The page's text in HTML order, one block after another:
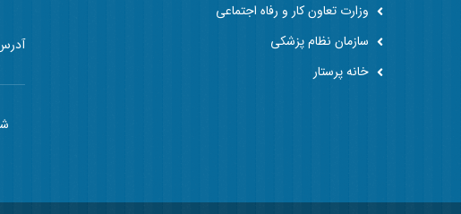
وزارت تعاون کار و رفاه اجتماعی
سازمان نظام پزشکی
خانه پرستار